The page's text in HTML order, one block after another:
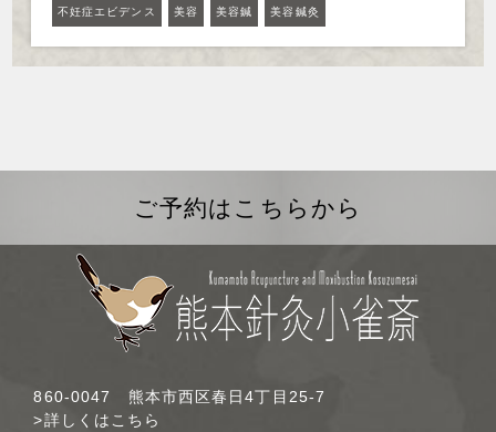
不妊症エビデンス 美容 美容鍼 美容鍼灸
ご予約はこちらから
860-0047 熊本市西区春日4丁目25-7
>詳しくはこちら